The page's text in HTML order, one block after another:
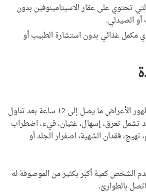
تحتوي على عقار الاسيتامينوفين بدون
الصيدلي.
مكمل غذائي بدون استشارة الطبيب أو
قد يستغرق ظهور الأعراض ما يصل إلى 12 ساعة بعد تناول
تشمل تعرق، إسهال، غثيان، قيء، اضطراب
فقدان الشهية، اصفرار الجلد أو
الشخص كمية أكبر بكثير من الموصوفة له
بالطوارئ.